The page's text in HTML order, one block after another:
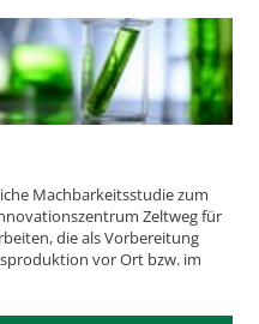
Machbarkeitsstudie zum
Zeltweg für
die als Vorbereitung
vor Ort bzw. im